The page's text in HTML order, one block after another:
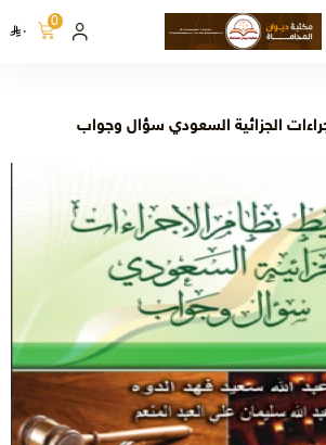
0
٠
الجزائية السعودي سؤال وجواب